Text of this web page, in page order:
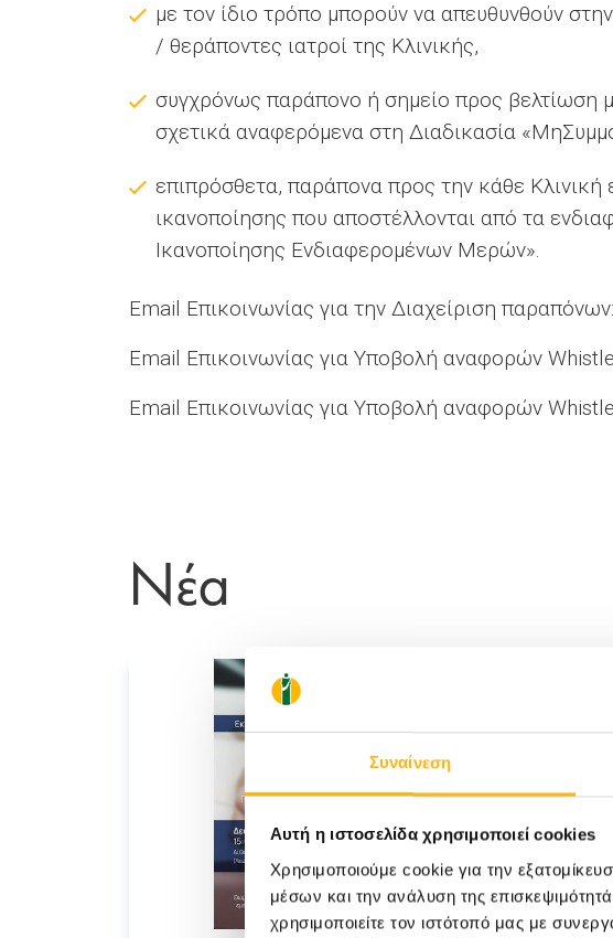
Συναίνεση
Αυτή η ιστοσελίδα χρησιμοποιεί cookies
Χρησιμοποιούμε cookie για την
μέσων και την ανάλυση της
χρησιμοποιείτε τον ιστότοπό μας με
με τον ίδιο τρόπο μπορούν να απευθυνθούν
/ θεράποντες ιατροί της Κλινικής,
συγχρόνως παράπονο ή σημείο προς βελτίωση
σχετικά αναφερόμενα στη Διαδικασία
επιπρόσθετα, παράπονα προς την κάθε
ικανοποίησης που αποστέλλονται από τα
Ικανοποίησης Ενδιαφερομένων Μερών».
Email Επικοινωνίας για την Διαχείριση παραπόνων:
Email Επικοινωνίας για Υποβολή αναφορών
Email Επικοινωνίας για Υποβολή αναφορών
Νέα